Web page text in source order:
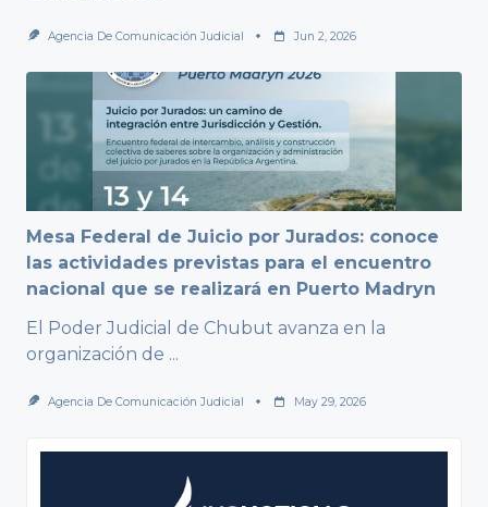
Agencia De Comunicación Judicial Jun 2, 2026
Mesa Federal de Juicio por Jurados: conoce
las actividades previstas para el encuentro
nacional que se realizará en Puerto Madryn
El Poder Judicial de Chubut avanza en la
organización de ...
Agencia De Comunicación Judicial May 29, 2026